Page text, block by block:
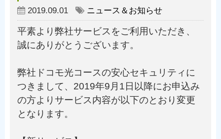
2019.09.01 ニュース＆お知らせ
平素より弊社サービスをご利用いただき、
誠にありがとうございます。
弊社ドコモ光コースの安心セキュリティに
つきまして、2019年9月1日以降にお申込み
の方よりサービス内容が以下のとおり変更
となります。